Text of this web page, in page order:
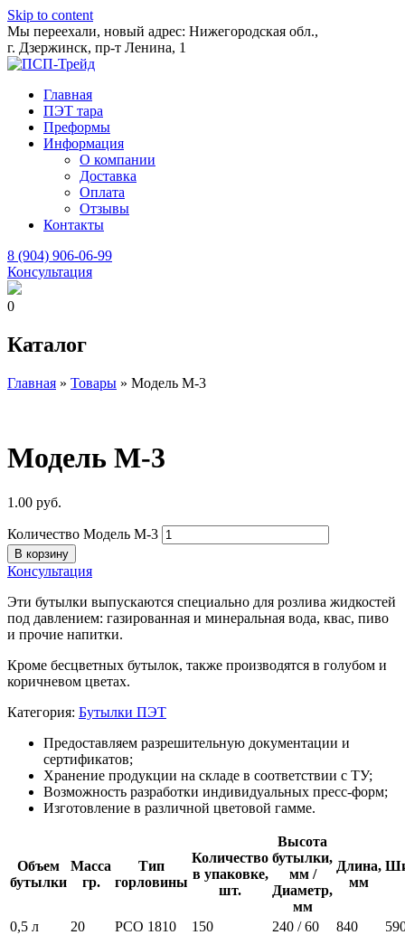
Skip to content
Мы переехали, новый адрес: Нижегородская обл.,
г. Дзержинск, пр-т Ленина, 1
Главная
ПЭТ тара
Преформы
Информация
О компании
Доставка
Оплата
Отзывы
Контакты
8 (904) 906-06-99
Консультация
0
Каталог
Главная » Товары » Модель М-3
Модель М-3
1.00 руб.
Количество Модель М-3
В корзину
Консультация
Эти бутылки выпускаются специально для розлива жидкостей
под давлением: газированная и минеральная вода, квас, пиво
и прочие напитки.
Кроме бесцветных бутылок, также производятся в голубом и
коричневом цветах.
Категория: Бутылки ПЭТ
Предоставляем разрешительную документации и
сертификатов;
Хранение продукции на складе в соответствии с ТУ;
Возможность разработки индивидуальных пресс-форм;
Изготовление в различной цветовой гамме.
Объем
бутылки
Масса
гр.
Тип
горловины
Количество
в упаковке,
шт.
Высота
бутылки,
мм /
Диаметр,
мм
Длина,
мм
0,5 л 20 PCO 1810 150 240 / 60 840